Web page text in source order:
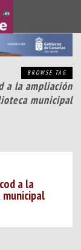
BROWSE TAG
a la ampliación
municipal
a la